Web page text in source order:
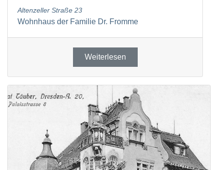
Altenzeller Straße 23
Wohnhaus der Familie Dr. Fromme
Weiterlesen